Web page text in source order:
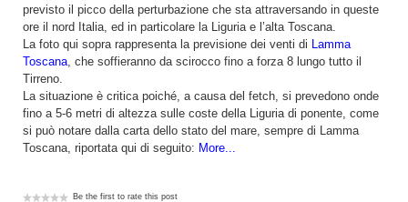
previsto il picco della perturbazione che sta attraversando in queste
ore il nord Italia, ed in particolare la Liguria e l’alta Toscana.
La foto qui sopra rappresenta la previsione dei venti di Lamma
Toscana , che soffieranno da scirocco fino a forza 8 lungo tutto il
Tirreno.
La situazione è critica poiché, a causa del fetch, si prevedono onde
fino a 5-6 metri di altezza sulle coste della Liguria di ponente, come
si può notare dalla carta dello stato del mare, sempre di Lamma
Toscana, riportata qui di seguito: More...
Be the first to rate this post